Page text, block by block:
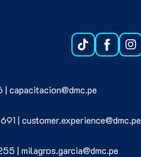
capacitacion@dmc.pe
| customer.experience@dmc.pe
| milagros.garcia@dmc.pe